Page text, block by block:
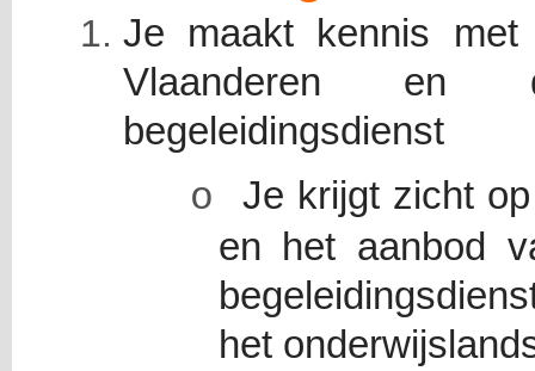
Je maakt kennis met
Vlaanderen en
begeleidingsdienst
o
Je krijgt zicht
en het aanbod
het